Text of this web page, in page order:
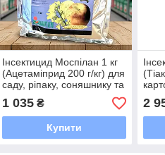
Інсектицид Моспілан 1 кг
(Ацетаміприд 200 г/кг) для
саду, ріпаку, соняшнику та
тепличних культур від
комплексу шкідників
1 035₴
Купити
2